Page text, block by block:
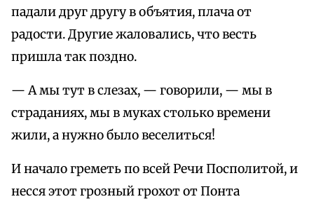
падали друг другу в объятия, плача от
радости. Другие жаловались, что весть
пришла так поздно.
— А мы тут в слезах, — говорили, — мы в
страданиях, мы в муках столько времени
жили, а нужно было веселиться!
И начало греметь по всей Речи Посполитой, и
несся этот грозный грохот от Понта